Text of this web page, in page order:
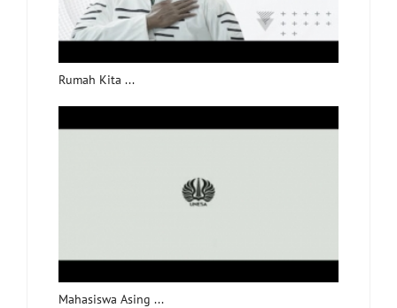
Rumah Kita ...
Mahasiswa Asing ...